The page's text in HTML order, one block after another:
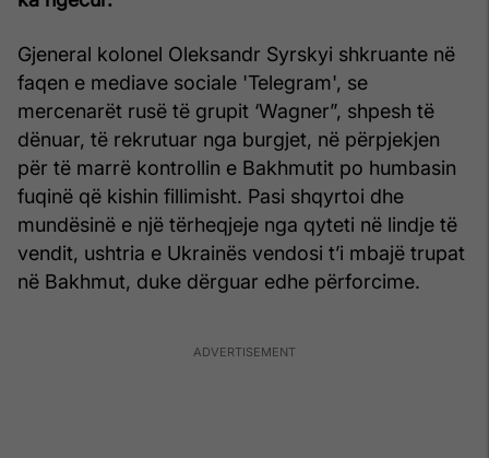
Gjeneral kolonel Oleksandr Syrskyi shkruante në
faqen e mediave sociale 'Telegram', se
mercenarët rusë të grupit ‘Wagner”, shpesh të
dënuar, të rekrutuar nga burgjet, në përpjekjen
për të marrë kontrollin e Bakhmutit po humbasin
fuqinë që kishin fillimisht. Pasi shqyrtoi dhe
mundësinë e një tërheqjeje nga qyteti në lindje të
vendit, ushtria e Ukrainës vendosi t’i mbajë trupat
në Bakhmut, duke dërguar edhe përforcime.